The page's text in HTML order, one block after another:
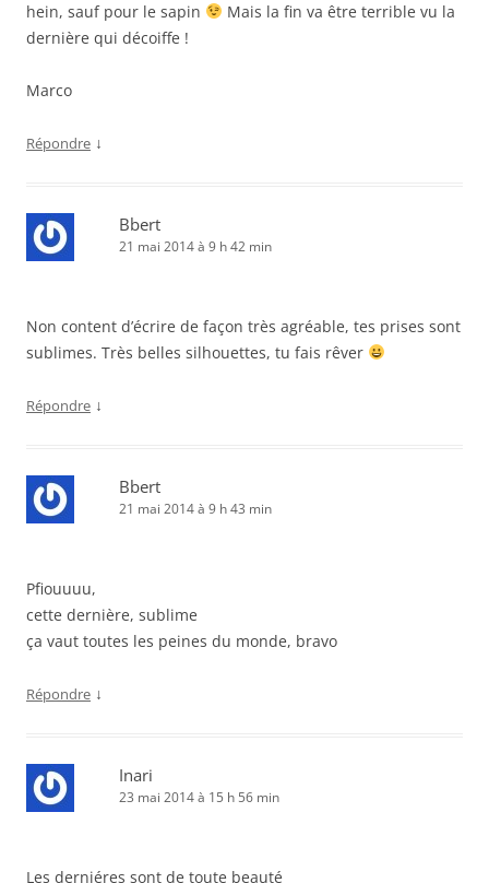
hein, sauf pour le sapin
Mais la fin va être terrible vu la
dernière qui décoiffe !
Marco
Répondre ↓
Bbert
21 mai 2014 à 9 h 42 min
Non content d’écrire de façon très agréable, tes prises sont
sublimes. Très belles silhouettes, tu fais rêver
Répondre ↓
Bbert
21 mai 2014 à 9 h 43 min
Pfiouuuu,
cette dernière, sublime
ça vaut toutes les peines du monde, bravo
Répondre ↓
Inari
23 mai 2014 à 15 h 56 min
Les derniéres sont de toute beauté